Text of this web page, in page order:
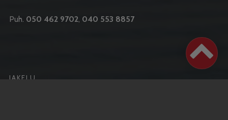
Puh. 050 462 9702, 040 553 8857
JAKELU